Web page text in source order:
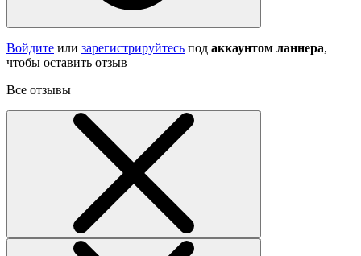
Войдите или зарегистрируйтесь под аккаунтом ланнера,
чтобы оставить отзыв
Все отзывы